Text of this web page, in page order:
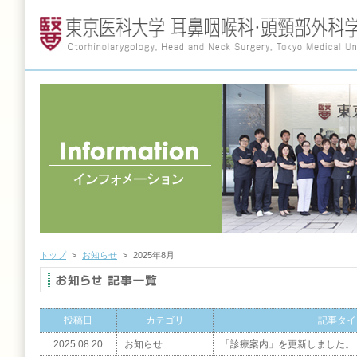
トップ > お知らせ > 2025年8月
投稿日 カテゴリ 記事タ
2025.08.20 お知らせ 「診療案内」を更新しました。